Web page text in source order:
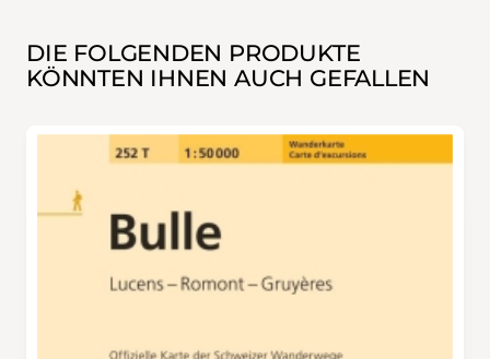
DIE FOLGENDEN PRODUKTE
KÖNNTEN IHNEN AUCH GEFALLEN